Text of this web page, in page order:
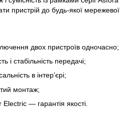
пристрій до будь-якої мережевої
двох пристроїв одночасно;
і стабільність передачі;
в інтер’єрі;
монтаж;
— гарантія якості.